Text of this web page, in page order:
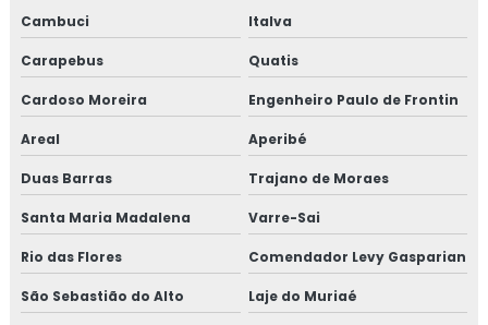
Cambuci Italva
Carapebus Quatis
Cardoso Moreira Engenheiro Paulo de Frontin
Areal Aperibé
Duas Barras Trajano de Moraes
Santa Maria Madalena Varre-Sai
Rio das Flores Comendador Levy Gasparian
São Sebastião do Alto Laje do Muriaé